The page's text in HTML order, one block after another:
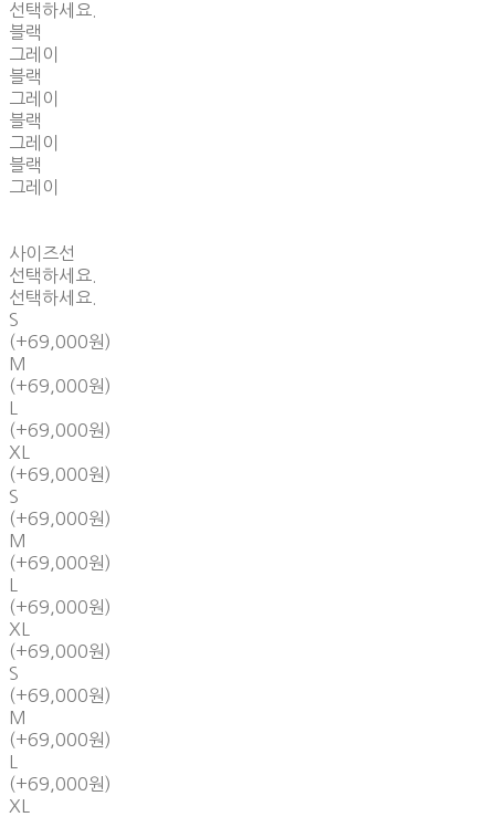
선택하세요.
블랙
그레이
블랙
그레이
블랙
그레이
블랙
그레이
사이즈선
선택하세요.
선택하세요.
S
(+69,000원)
M
(+69,000원)
(+69,000원)
XL
(+69,000원)
S
(+69,000원)
M
(+69,000원)
(+69,000원)
XL
(+69,000원)
S
(+69,000원)
M
(+69,000원)
(+69,000원)
XL